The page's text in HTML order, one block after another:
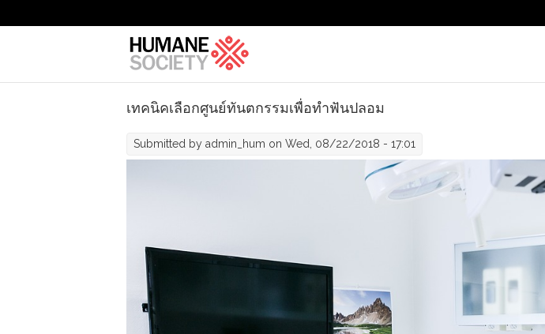
เทคนิคเลือกศูนย์ทันตกรรมเพื่อทำฟันปลอม
Submitted by admin_hum on Wed, 08/22/2018 - 17:01